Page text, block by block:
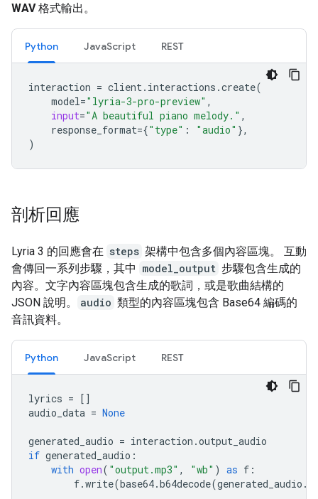
WAV格式輸出。
Python JavaScript REST
interaction = client. interactions .create(
model="lyria-3-pro-preview" ,
input="A beautiful piano melody." ,
response_format={"type" : "audio" },
)
剖析回應
Lyria 3 的回應會在 steps 架構中包含多個內容區塊。 互動
會傳回一系列步驟，其中 model_output 步驟包含生成的
內容。文字內容區塊包含生成的歌詞，或是歌曲結構的
JSON 說明。
audio 類型的內容區塊包含 Base64 編碼的
音訊資料。
Python JavaScript REST
lyrics = []
audio_data = None
generated_audio = interaction .output_audio
if generated_audio :
with open( "output.mp3" , "wb" ) as f :
f.write(base64.b64decode(generated_audio .